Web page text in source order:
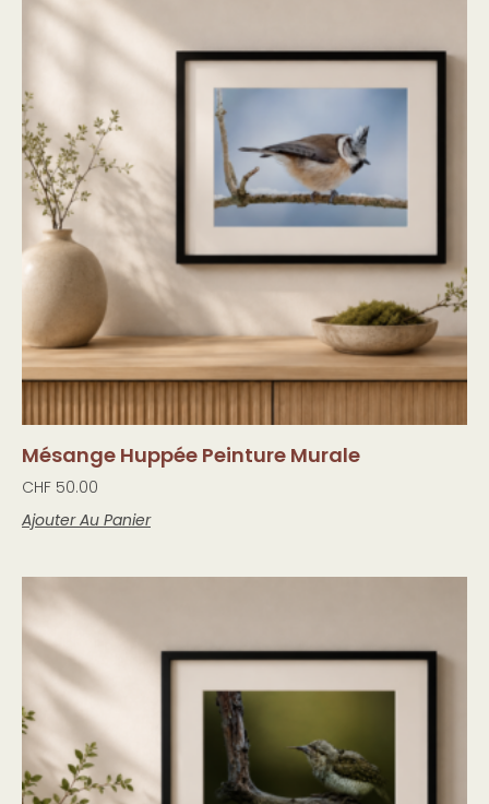
Mésange Huppée Peinture Murale
CHF 50.00
Ajouter Au Panier